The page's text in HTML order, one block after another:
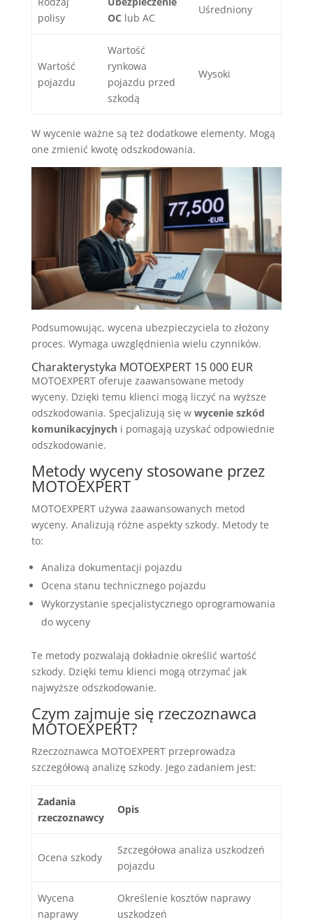
polisy
OC lub AC
Uśredniony
Wartość
pojazdu
Wartość
rynkowa
pojazdu przed
szkodą
Wysoki
W wycenie ważne są też dodatkowe elementy. Mogą
one zmienić kwotę odszkodowania.
Podsumowując, wycena ubezpieczyciela to złożony
proces. Wymaga uwzględnienia wielu czynników.
Charakterystyka MOTOEXPERT 15 000 EUR
MOTOEXPERT oferuje zaawansowane metody
wyceny. Dzięki temu klienci mogą liczyć na wyższe
odszkodowania. Specjalizują się w wycenie szkód
komunikacyjnychi pomagają uzyskać odpowiednie
odszkodowanie.
Metody wyceny stosowane przez
MOTOEXPERT
MOTOEXPERT używa zaawansowanych metod
wyceny. Analizują różne aspekty szkody. Metody te
to:
Analiza dokumentacji pojazdu
Ocena stanu technicznego pojazdu
Wykorzystanie specjalistycznego oprogramowania
do wyceny
Te metody pozwalają dokładnie określić wartość
szkody. Dzięki temu klienci mogą otrzymać jak
najwyższe odszkodowanie.
Czym zajmuje się rzeczoznawca
MOTOEXPERT?
Rzeczoznawca MOTOEXPERT przeprowadza
szczegółową analizę szkody. Jego zadaniem jest:
Zadania
rzeczoznawcy
Opis
Ocena szkody
Szczegółowa analiza uszkodzeń
pojazdu
Wycena
naprawy
Określenie kosztów naprawy
uszkodzeń